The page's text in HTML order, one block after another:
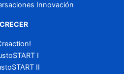
Innovación
CRECER
I
II